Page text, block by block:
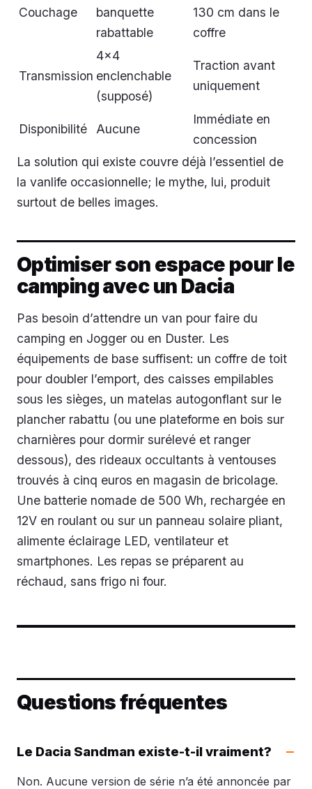
Couchage
banquette
rabattable
130 cm dans le
coffre
Transmission
4x4
enclenchable
(supposé)
Traction avant
uniquement
Disponibilité Aucune
Immédiate en
concession
La solution qui existe couvre déjà l’essentiel de
la vanlife occasionnelle; le mythe, lui, produit
surtout de belles images.
Optimiser son espace pour le
camping avec un Dacia
Pas besoin d’attendre un van pour faire du
camping en Jogger ou en Duster. Les
équipements de base suffisent: un coffre de toit
pour doubler l’emport, des caisses empilables
sous les sièges, un matelas autogonflant sur le
plancher rabattu (ou une plateforme en bois sur
charnières pour dormir surélevé et ranger
dessous), des rideaux occultants à ventouses
trouvés à cinq euros en magasin de bricolage.
Une batterie nomade de 500 Wh, rechargée en
12V en roulant ou sur un panneau solaire pliant,
alimente éclairage LED, ventilateur et
smartphones. Les repas se préparent au
réchaud, sans frigo ni four.
Questions fréquentes
Le Dacia Sandman existe-t-il vraiment?
Non. Aucune version de série n’a été annoncée par